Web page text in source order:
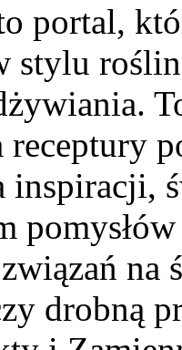
portal,
stylu
receptury
inspiracji,
na
drobną